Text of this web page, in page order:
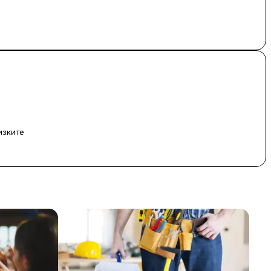
на погребения и кремации – с